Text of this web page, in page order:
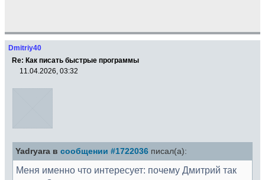
Dmitriy40
Re: Как писать быстрые программы
11.04.2026, 03:32
Yadryara в сообщении #1722036 писал(а):
Меня именно что интересует: почему Дмитрий так